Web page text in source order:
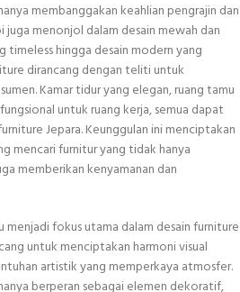
membanggakan keahlian pengrajin dan
menonjol dalam desain mewah dan
timeless hingga desain modern yang
dirancang dengan teliti untuk
Kamar tidur yang elegan, ruang tamu
untuk ruang kerja, semua dapat
Jepara. Keunggulan ini menciptakan
mencari furnitur yang tidak hanya
memberikan kenyamanan dan
menjadi fokus utama dalam desain furniture
untuk menciptakan harmoni visual
artistik yang memperkaya atmosfer.
berperan sebagai elemen dekoratif,